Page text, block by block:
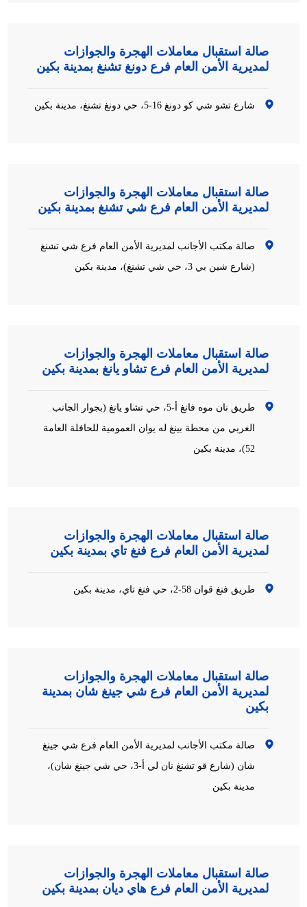
صالة استقبال معاملات الهجرة والجوازات
لمديرية الأمن العام فرع دونغ تشنغ بمدينة بكين
شارع تشو شي كو دونغ 16-5، حي دونغ تشنغ، مدينة بكين
صالة استقبال معاملات الهجرة والجوازات
لمديرية الأمن العام فرع شي تشنغ بمدينة بكين
صالة مكتب الأجانب لمديرية الأمن العام فرع شي تشنغ
(شارع شين بي 3، حي شي تشنغ)، مدينة بكين
صالة استقبال معاملات الهجرة والجوازات
لمديرية الأمن العام فرع تشاو يانغ بمدينة بكين
طريق نان موه فانغ أ-5، حي تشاو يانغ (بجوار الجانب
الغربي من محطة بينغ له يوان العمومية للحافلة العامة
52)، مدينة بكين
صالة استقبال معاملات الهجرة والجوازات
لمديرية الأمن العام فرع فنغ تاي بمدينة بكين
طريق فنغ قوان 58-2، حي فنغ تاي، مدينة بكين
صالة استقبال معاملات الهجرة والجوازات
لمديرية الأمن العام فرع شي جينغ شان بمدينة
بكين
صالة مكتب الأجانب لمديرية الأمن العام فرع شي جينغ
شان (شارع قو تشنغ نان لي أ-3، حي شي جينغ شان)،
مدينة بكين
صالة استقبال معاملات الهجرة والجوازات
لمديرية الأمن العام فرع هاي ديان بمدينة بكين